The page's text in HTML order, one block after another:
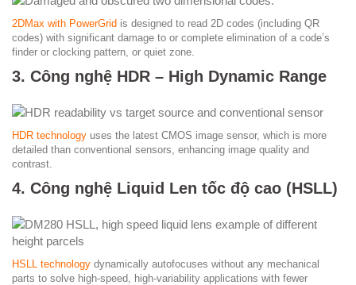
2DMax with PowerGrid is designed to read 2D codes (including QR
codes) with significant damage to or complete elimination of a code’s
finder or clocking pattern, or quiet zone.
3. Công nghệ HDR – High Dynamic Range
HDR technology uses the latest CMOS image sensor, which is more
detailed than conventional sensors, enhancing image quality and
contrast.
4. Công nghệ Liquid Len tốc độ cao (HSLL)
HSLL technology dynamically autofocuses without any mechanical
parts to solve high-speed, high-variability applications with fewer